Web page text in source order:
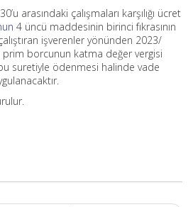
arasındaki çalışmaları karşılığı ücret
4 üncü maddesinin birinci fıkrasının
işverenler yönünden 2023/
prim borcunun katma değer vergisi
suretiyle ödenmesi halinde vade